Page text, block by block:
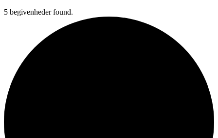
5 begivenheder found.